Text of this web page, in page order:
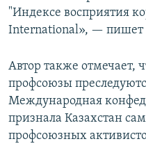
"Индексе восприятия
International», — пишет
Автор также отмечает,
профсоюзы
Международная
признала Казахстан
профсоюзных